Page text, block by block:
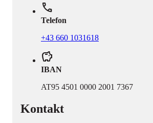
phone
Telefon
+43 660 1031618
savings
IBAN
AT95 4501 0000 2001 7367
Kontakt